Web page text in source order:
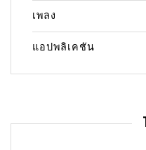
เพลง
แอปพลิเคชัน